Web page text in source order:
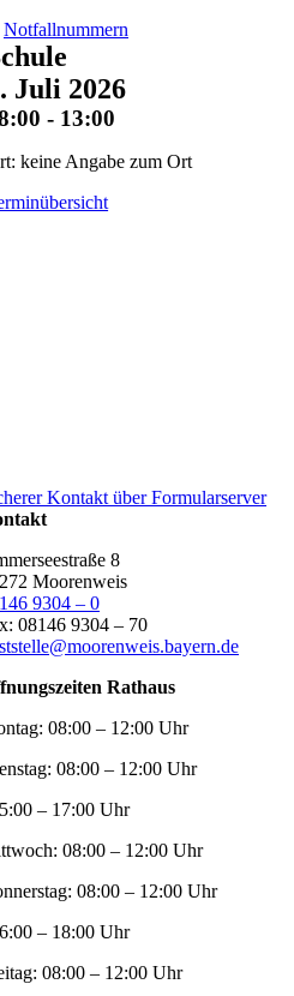
Notfallnummern
Juli 2026
- 13:00
keine Angabe zum Ort
Kontakt über Formularserver
8
Moorenweis
9304 – 0
08146 9304 – 70
Rathaus
08:00 – 12:00 Uhr
08:00 – 12:00 Uhr
– 17:00 Uhr
08:00 – 12:00 Uhr
08:00 – 12:00 Uhr
– 18:00 Uhr
08:00 – 12:00 Uhr